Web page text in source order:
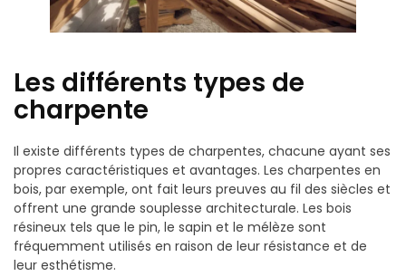
Les différents types de
charpente
Il existe différents types de charpentes, chacune ayant ses
propres caractéristiques et avantages. Les charpentes en
bois, par exemple, ont fait leurs preuves au fil des siècles et
offrent une grande souplesse architecturale. Les bois
résineux tels que le pin, le sapin et le mélèze sont
fréquemment utilisés en raison de leur résistance et de
leur esthétisme.